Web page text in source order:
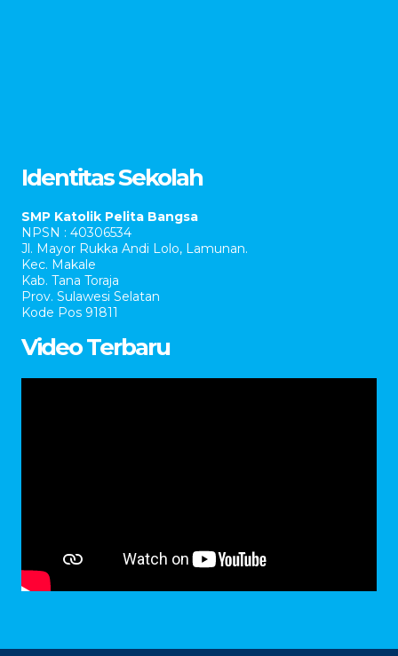
Identitas Sekolah
SMP Katolik Pelita Bangsa
NPSN : 40306534
Jl. Mayor Rukka Andi Lolo, Lamunan.
Kec. Makale
Kab. Tana Toraja
Prov. Sulawesi Selatan
Kode Pos 91811
Video Terbaru